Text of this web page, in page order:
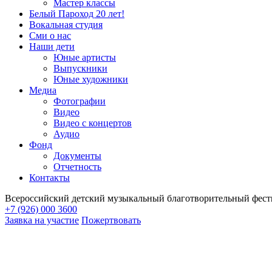
Мастер классы
Белый Пароход 20 лет!
Вокальная студия
Сми о нас
Наши дети
Юные артисты
Выпускники
Юные художники
Медиа
Фотографии
Видео
Видео с концертов
Аудио
Фонд
Документы
Отчетность
Контакты
Всероссийский детский музыкальный благотворительный
+7 (926) 000 3600
Заявка на участие Пожертвовать